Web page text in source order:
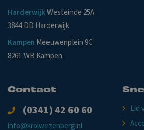
HarderwijkWesteinde 25A
3844 DD Harderwijk
Kampen Meeuwenplein 9C
8261 WB Kampen
Contact
(0341) 42 60 60
info@krolwezenberg.nl
Lid